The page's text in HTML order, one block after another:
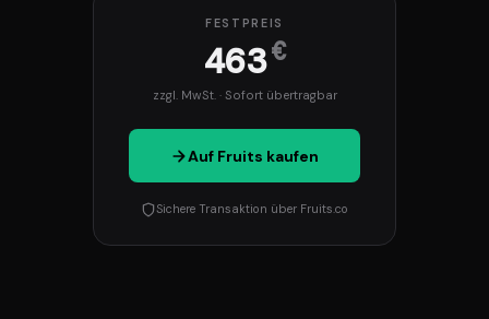
FESTPREIS
463€
zzgl. MwSt. · Sofort übertragbar
Auf Fruits kaufen
Sichere Transaktion über Fruits.co